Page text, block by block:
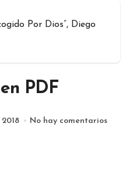
Por Dios”, Diego
PDF
No hay comentarios